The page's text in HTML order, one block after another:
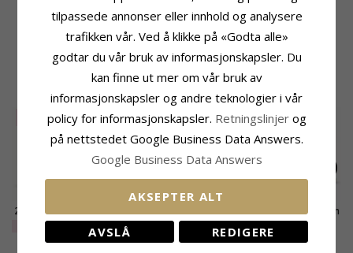
Dybde:4,4 mm
Leveringstid: Ca. 5-10 Hverdager
BESLEKTEDE PRODUKTER
20%
2 x 0,20 ct lab grown
diamant
solitaireørepynt i 9
EXTRA5049,-
diamant
solitaireørepynt i 9
CHANTI-pris
2 x 0,20 ct lab grown
diamant
solitaireørepynt i 9
tilpassede annonser eller innhold og analysere
trafikken vår. Ved å klikke på «Godta alle»
godtar du vår bruk av informasjonskapsler. Du
kan finne ut mer om vår bruk av
informasjonskapsler og andre teknologier i vår
policy for informasjonskapsler. Retningslinjer og
på nettstedet Google Business Data Answers.
Google Business Data Answers
AKSEPTER ALT
AVSLÅ REDIGERE